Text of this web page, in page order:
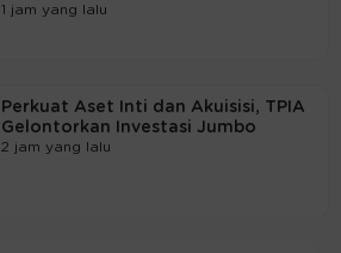
1 jam yang lalu
Perkuat Aset Inti dan Akuisisi, TPIA
Gelontorkan Investasi Jumbo
2 jam yang lalu